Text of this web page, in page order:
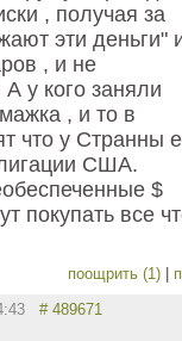
, получая за
эти деньги"
, и не
у кого заняли
, и то в
что у Странны
США.
$
покупать все
поощрить (1) |
# 489671